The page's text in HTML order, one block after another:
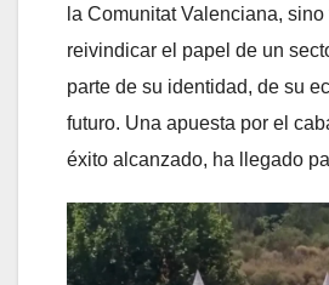
la Comunitat Valenciana, sino
reivindicar el papel de un
parte de su identidad, de su
futuro. Una apuesta por el
éxito alcanzado, ha llegado